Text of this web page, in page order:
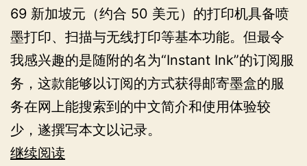
69 新加坡元（约合 50 美元）的打印机具备喷
墨打印、扫描与无线打印等基本功能。但最令
我感兴趣的是随附的名为“Instant Ink”的订阅服
务，这款能够以订阅的方式获得邮寄墨盒的服
务在网上能搜索到的中文简介和使用体验较
少，遂撰写本文以记录。
继续阅读